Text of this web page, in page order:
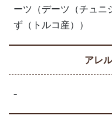
ーツ（デーツ（チュニ
ず（トルコ産））
アレ
‐